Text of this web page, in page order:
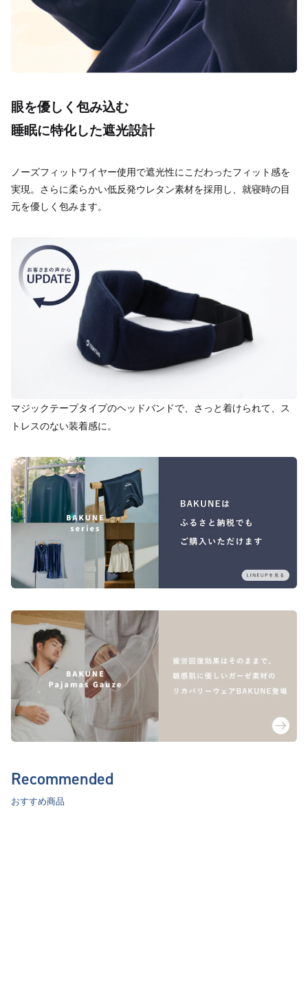
眼を優しく包み込む
睡眠に特化した遮光設計
ノーズフィットワイヤー使用で遮光性にこだわったフィット感を
実現。さらに柔らかい低反発ウレタン素材を採用し、就寝時の目
元を優しく包みます。
マジックテープタイプのヘッドバンドで、さっと着けられて、ス
トレスのない装着感に。
Recommended
おすすめ商品